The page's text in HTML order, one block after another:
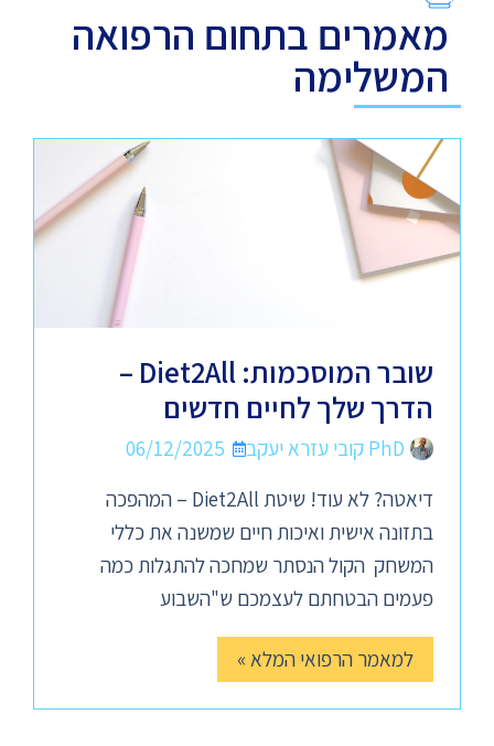
מאמרים בתחום הרפואה
המשלימה
שובר המוסכמות: Diet2All –
הדרך שלך לחיים חדשים
PhD קובי עזרא יעקב
06/12/2025
דיאטה? לא עוד! שיטת Diet2All – המהפכה
בתזונה אישית ואיכות חיים שמשנה את כללי
המשחק הקול הנסתר שמחכה להתגלות כמה
פעמים הבטחתם לעצמכם ש"השבוע
למאמר הרפואי המלא »